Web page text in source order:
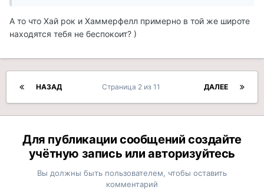
А то что Хай рок и Хаммерфелл примерно в той же широте
находятся тебя не беспокоит? )
НАЗАД ДАЛЕЕ
Страница 2 из 11
Для публикации сообщений создайте
учётную запись или авторизуйтесь
Вы должны быть пользователем, чтобы оставить
комментарий